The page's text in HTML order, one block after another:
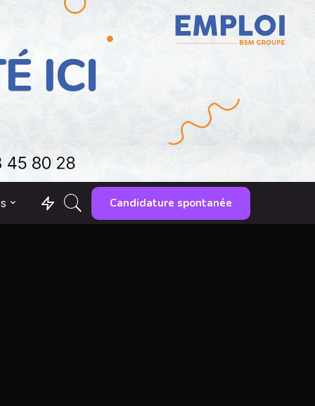
Candidature spontanée